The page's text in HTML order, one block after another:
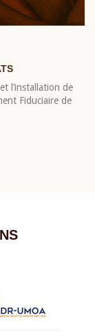
l’installation de
Fiduciaire de